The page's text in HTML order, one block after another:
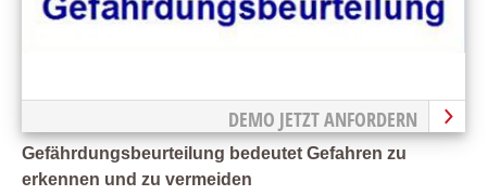
DEMO JETZT ANFORDERN
Gefährdungsbeurteilung bedeutet Gefahren zu
erkennen und zu vermeiden